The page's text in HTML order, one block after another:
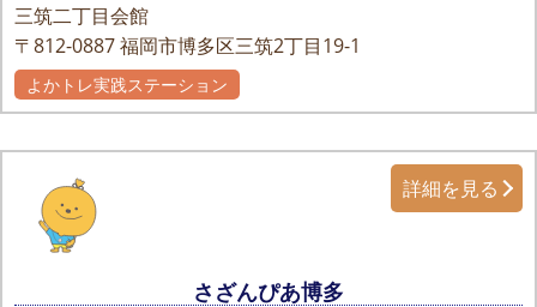
三筑二丁目会館
〒812-0887福岡市博多区三筑2丁目19-1
よかトレ実践ステーション
さざんぴあ博多
詳細を見る